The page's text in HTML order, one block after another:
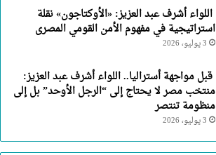
اللواء أشرف عبد العزيز: «الأوكتاجون» نقلة
استراتيجية في مفهوم الأمن القومي المصرى
3 يوليو، 2026
قبل مواجهة أستراليا.. اللواء أشرف عبد العزيز:
منتخب مصر لا يحتاج إلى “الرجل الأوحد” بل إلى
منظومة تنتصر
3 يوليو، 2026